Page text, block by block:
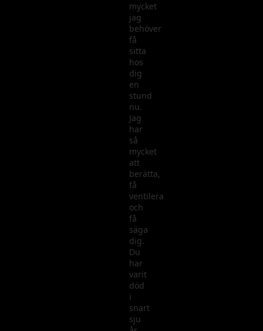
mycket
jag
behöver
få
sitta
hos
dig
en
stund
nu.
Jag
har
så
mycket
att
berätta,
få
ventilera
och
få
säga
dig.
Du
har
varit
död
i
snart
sju